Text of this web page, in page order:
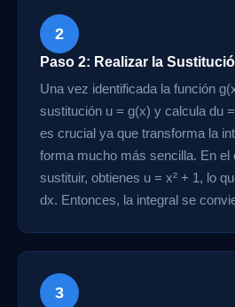
2
Paso 2: Realizar la
Una vez identificada la función
sustitución u = g(x) y calcula du
es crucial ya que transforma la
forma mucho más sencilla. En el
sustituir, obtienes u = x² + 1, lo
dx. Entonces, la integral se
3